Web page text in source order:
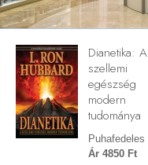
Dianetika: A
szellemi
egészség
modern
tudománya
Puhafedeles
Ár 4850 Ft